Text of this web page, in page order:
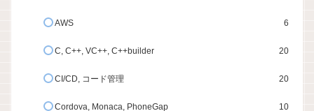
AWS 6
C, C++, VC++, C++builder 20
CI/CD, コード管理 20
Cordova, Monaca, PhoneGap 10